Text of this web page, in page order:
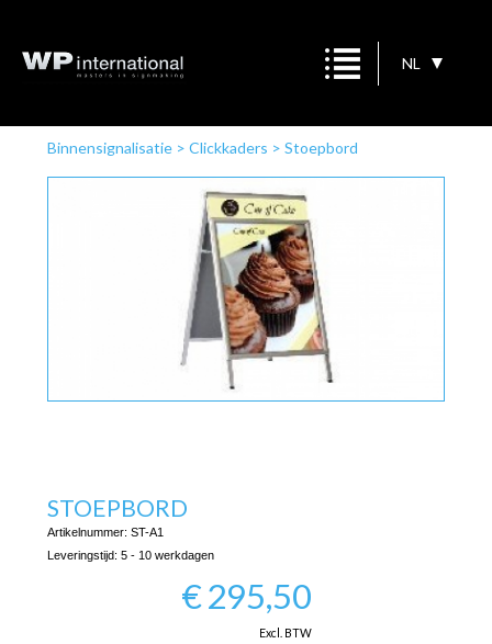
NL
Binnensignalisatie> Clickkaders > Stoepbord
STOEPBORD
Artikelnummer: ST-A1
Leveringstijd: 5 - 10 werkdagen
€295,50
Excl. BTW